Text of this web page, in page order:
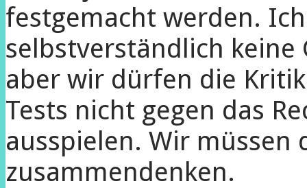
festgemacht werden.
selbstverständlich keine
aber wir dürfen die
Tests nicht gegen das
ausspielen. Wir müssen
zusammendenken.